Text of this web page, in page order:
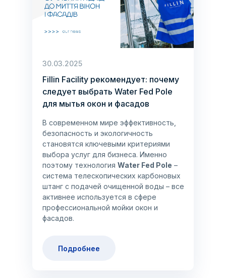
30.03.2025
Fillin Facility рекомендует: почему
следует выбрать Water Fed Pole
для мытья окон и фасадов
В современном мире эффективность,
безопасность и экологичность
становятся ключевыми критериями
выбора услуг для бизнеса. Именно
поэтому технология Water Fed Pole –
система телескопических карбоновых
штанг с подачей очищенной воды – все
активнее используется в сфере
профессиональной мойки окон и
фасадов.
Подробнее